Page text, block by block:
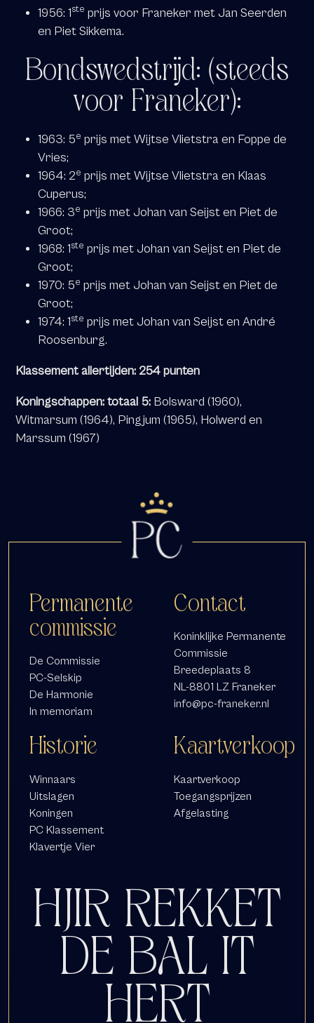
1956: 1ste prijs voor Franeker met Jan Seerden
en Piet Sikkema.
Bondswedstrijd: (steeds
voor Franeker):
1963: 5e prijs met Wijtse Vlietstra en Foppe de
Vries;
1964: 2e prijs met Wijtse Vlietstra en Klaas
Cuperus;
1966: 3e prijs met Johan van Seijst en Piet de
Groot;
1968: 1 ste prijs met Johan van Seijst en Piet de
Groot;
1970: 5e prijs met Johan van Seijst en Piet de
Groot;
1974: 1 ste prijs met Johan van Seijst en André
Roosenburg.
Klassement allertijden: 254 punten
Koningschappen: totaal 5: Bolsward (1960),
Witmarsum (1964), Pingjum (1965), Holwerd en
Marssum (1967)
Contact
Koninklijke Permanente
Commissie
Breedeplaats 8
NL-8801 LZ Franeker
info@pc-franeker.nl
Permanente
commissie
De Commissie
PC-Selskip
De Harmonie
In memoriam
Historie
Winnaars
Uitslagen
Koningen
PC Klassement
Klavertje Vier
Kaartverkoop
Kaartverkoop
Toegangsprijzen
Afgelasting
HJIR REKKET
DE BAL IT
HERT